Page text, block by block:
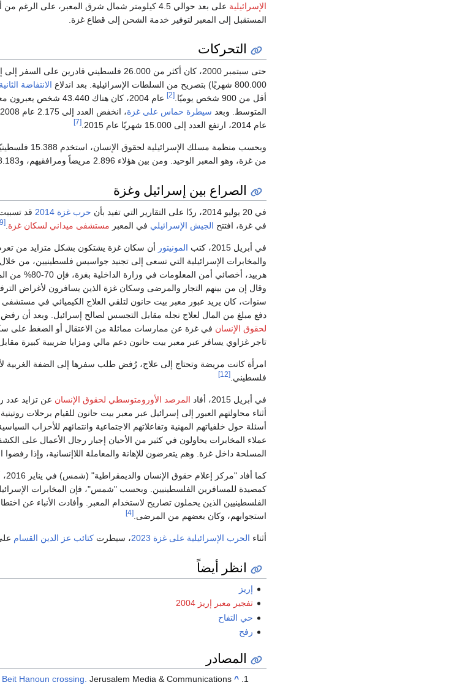
الإسرائيلية
على بعد حوالي 4.5 كيلومتر شمال شرق المعبر، على
المستقبل إلى المعبر لتوفير خدمة الشحن إلى قطاع غزة.
التحركات
حتى سبتمبر 2000، كان أكثر من 26.000 فلسطيني قادرين
800.000 شهريًا) بتصريح من السلطات الإسرائيلية. بعد اندلاع
الانتفاضة الثانية
أقل من 900 شخص يوميًا.
[2]
عام 2004، كان هناك
المتوسط. وبعد سيطرة حماس على غزة
عام 2014، ارتفع العدد إلى 15.000 شهريًا عام 2015.
[7]
من غزة، وهو المعبر الوحيد. ومن بين هؤلاء 2.896 مريضاً ومرافقيهم، و8.183 تاجراً، و4.309 "آخرين".
الصراع بين إسرائيل وغزة
في 20 يوليو 2014، ردًا على التقارير التي تفيد بأن حرب غزة 2014
قد
في غزة، افتتح الجيش الإسرائيلي في المعبر مستشفى ميداني لسكان غزة.
[9]
في أبريل 2015، كتب المونيتور أن سكان غزة يشتكون بشكل متزايد من
والمخابرات الإسرائيلية التي تسعى إلى تجنيد جواسيس فلسطينيين، من
وقال إن من بينهم التجار والمرضى وسكان غزة الذين يسافرون لأغراض
سنوات، كان يريد عبور معبر بيت حانون لتلقي العلاج الكيميائي في
دفع مبلغ من المال لعلاج نجله مقابل التجسس لصالح إسرائيل. وبعد
لحقوق الإنسان في غزة عن ممارسات مماثلة من الاعتقال أو الضغط على
تاجر غزاوي يسافر عبر معبر بيت حانون دعم مالي ومزايا ضريبية كبيرة
امرأة كانت مريضة وتحتاج إلى علاج، رُفض طلب سفرها إلى الضفة الغربية
فلسطيني.[12]
في أبريل 2015، أفاد المرصد الأورومتوسطي لحقوق الإنسان عن تزايد عدد
أثناء محاولتهم العبور إلى إسرائيل عبر معبر بيت حانون للقيام برحلات
أسئلة حول خلفياتهم المهنية وتفاعلاتهم الاجتماعية وانتمائهم للأحزاب
عملاء المخابرات يحاولون في كثير من الأحيان إجبار رجال الأعمال على
المسلحة داخل غزة. وهم يتعرضون للإهانة والمعاملة اللاإنسانية، وإذا
كمصيدة للمسافرين الفلسطينيين. وبحسب "شمس"، فإن المخابرات
الفلسطينيين الذين يحملون تصاريح لاستخدام المعبر. وأفادت الأنباء عن
استجوابهم، وكان بعضهم من المرضى.[4]
أثناء الحرب الإسرائيلية على غزة 2023 ، سيطرت كتائب عز الدين القسام
انظر أيضاً
إريز
تفجير معبر إريز 2004
حي التفاح
رفح
المصادر
^
Beit Hanoun crossing. Jerusalem Media & Communications